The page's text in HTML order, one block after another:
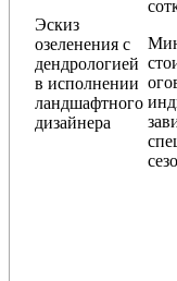
Эскиз
озеленения с
дендрологией
в исполнении
ландшафтного
дизайнера